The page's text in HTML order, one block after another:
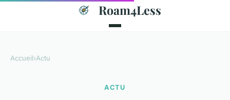
Roam4Less
Accueil›Actu
ACTU